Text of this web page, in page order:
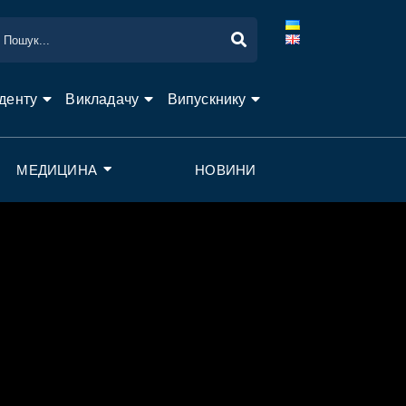
Викладачу Випускнику
МЕДИЦИНА НОВИНИ